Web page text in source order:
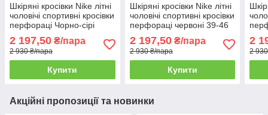
Шкіряні кросівки Nike літні
чоловічі спортивні кросівки
перфораці Чорно-сірі
2 197,50 ₴/пара
2 930 ₴/пара
Купити
Шкіряні кросівки Nike літні
чоловічі спортивні кросівки
перфораці червоні 39-46
2 197,50₴/пара
2 930 ₴/пара
Купити
2
2
Акційні пропозиції та новинки